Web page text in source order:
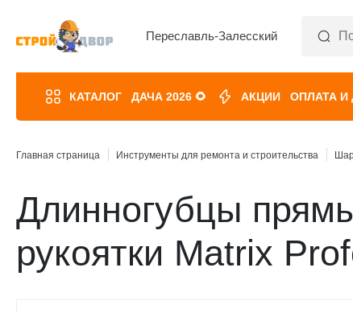
Переславль-Залесский
КАТАЛОГ ДАЧА 2026 🌻 АКЦИИ ОПЛАТА И
Главная страница Инструменты для ремонта и строительства
Длинногубцы
рукоятки Matrix